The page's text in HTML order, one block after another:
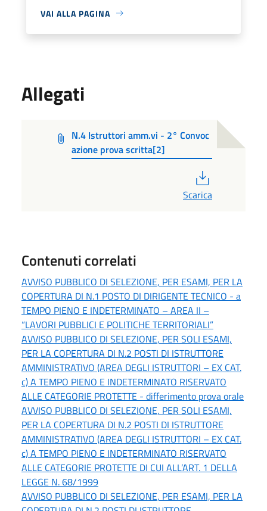
VAI ALLA PAGINA
Allegati
N.4 Istruttori amm.vi - 2° Convoc
azione prova scritta[2]
Scarica
Contenuti correlati
AVVISO PUBBLICO DI SELEZIONE, PER ESAMI, PER LA
COPERTURA DI N.1 POSTO DI DIRIGENTE TECNICO - a
TEMPO PIENO E INDETERMINATO – AREA II –
“LAVORI PUBBLICI E POLITICHE TERRITORIALI”
AVVISO PUBBLICO DI SELEZIONE, PER SOLI ESAMI,
PER LA COPERTURA DI N.2 POSTI DI ISTRUTTORE
AMMINISTRATIVO (AREA DEGLI ISTRUTTORI – EX CAT.
c) A TEMPO PIENO E INDETERMINATO RISERVATO
ALLE CATEGORIE PROTETTE - differimento prova orale
AVVISO PUBBLICO DI SELEZIONE, PER SOLI ESAMI,
PER LA COPERTURA DI N.2 POSTI DI ISTRUTTORE
AMMINISTRATIVO (AREA DEGLI ISTRUTTORI – EX CAT.
c) A TEMPO PIENO E INDETERMINATO RISERVATO
ALLE CATEGORIE PROTETTE DI CUI ALL’ART. 1 DELLA
LEGGE N. 68/1999
AVVISO PUBBLICO DI SELEZIONE, PER ESAMI, PER LA